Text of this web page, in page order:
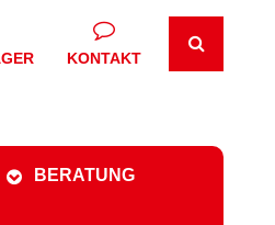
KONTAKT
BERATUNG